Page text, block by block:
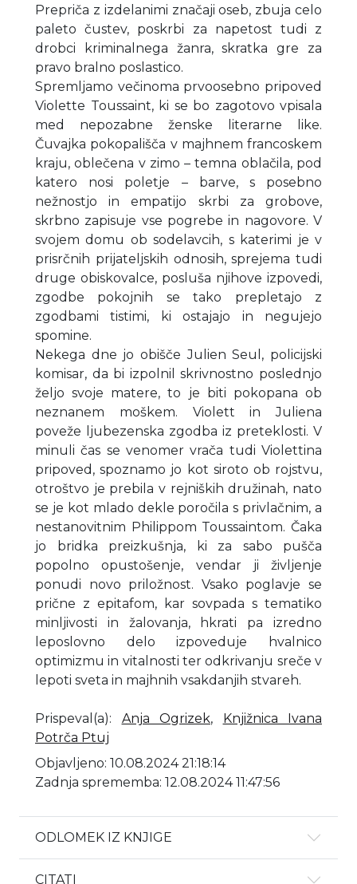
Prepriča z izdelanimi značaji oseb, zbuja celo
paleto čustev, poskrbi za napetost tudi z
drobci kriminalnega žanra, skratka gre za
pravo bralno poslastico.
Spremljamo večinoma prvoosebno pripoved
Violette Toussaint, ki se bo zagotovo vpisala
med nepozabne ženske literarne like.
Čuvajka pokopališča v majhnem francoskem
kraju, oblečena v zimo – temna oblačila, pod
katero nosi poletje – barve, s posebno
nežnostjo in empatijo skrbi za grobove,
skrbno zapisuje vse pogrebe in nagovore. V
svojem domu ob sodelavcih, s katerimi je v
prisrčnih prijateljskih odnosih, sprejema tudi
druge obiskovalce, posluša njihove izpovedi,
zgodbe pokojnih se tako prepletajo z
zgodbami tistimi, ki ostajajo in negujejo
spomine.
Nekega dne jo obišče Julien Seul, policijski
komisar, da bi izpolnil skrivnostno poslednjo
željo svoje matere, to je biti pokopana ob
neznanem moškem. Violett in Juliena
poveže ljubezenska zgodba iz preteklosti. V
minuli čas se venomer vrača tudi Violettina
pripoved, spoznamo jo kot siroto ob rojstvu,
otroštvo je prebila v rejniških družinah, nato
se je kot mlado dekle poročila s privlačnim, a
nestanovitnim Philippom Toussaintom. Čaka
jo bridka preizkušnja, ki za sabo pušča
popolno opustošenje, vendar ji življenje
ponudi novo priložnost. Vsako poglavje se
prične z epitafom, kar sovpada s tematiko
minljivosti in žalovanja, hkrati pa izredno
leposlovno delo izpoveduje hvalnico
optimizmu in vitalnosti ter odkrivanju sreče v
lepoti sveta in majhnih vsakdanjih stvareh.
Prispeval(a): Anja Ogrizek, Knjižnica Ivana
Potrča Ptuj
Objavljeno: 10.08.2024 21:18:14
Zadnja sprememba: 12.08.2024 11:47:56
ODLOMEK IZ KNJIGE
CITATI